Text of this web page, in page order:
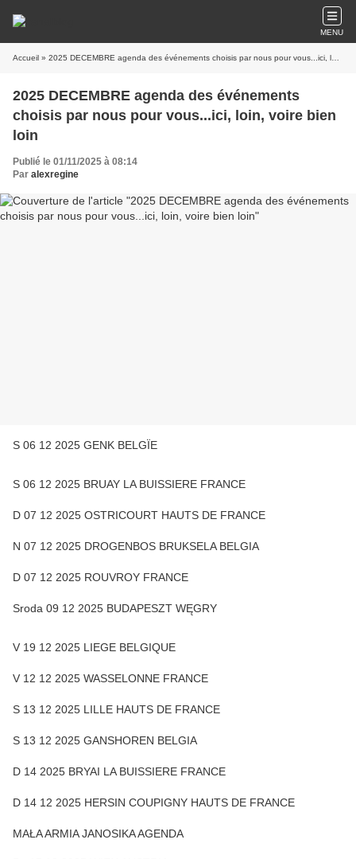
MENU
Accueil » 2025 DECEMBRE agenda des événements choisis par nous pour vous...ici, loin, voire bien loin
2025 DECEMBRE agenda des événements
choisis par nous pour vous...ici, loin, voire bien
loin
Publié le 01/11/2025 à 08:14
Par alexregine
S 06 12 2025 GENK BELGÏE
S 06 12 2025 BRUAY LA BUISSIERE FRANCE
D 07 12 2025 OSTRICOURT HAUTS DE FRANCE
N 07 12 2025 DROGENBOS BRUKSELA BELGIA
D 07 12 2025 ROUVROY FRANCE
Sroda 09 12 2025 BUDAPESZT WĘGRY
V 19 12 2025 LIEGE BELGIQUE
V 12 12 2025 WASSELONNE FRANCE
S 13 12 2025 LILLE HAUTS DE FRANCE
S 13 12 2025 GANSHOREN BELGIA
D 14 2025 BRYAI LA BUISSIERE FRANCE
D 14 12 2025 HERSIN COUPIGNY HAUTS DE FRANCE
MAŁA ARMIA JANOSIKA AGENDA